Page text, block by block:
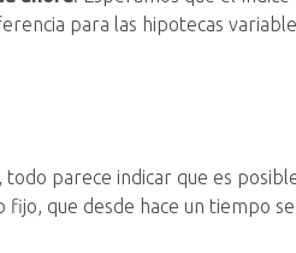
para las hipotecas
, todo parece indicar que es
que desde hace un tiempo